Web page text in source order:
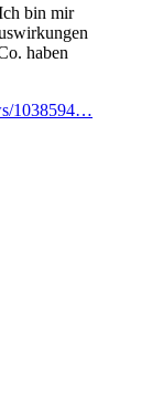
bin mir
haben
1038594…